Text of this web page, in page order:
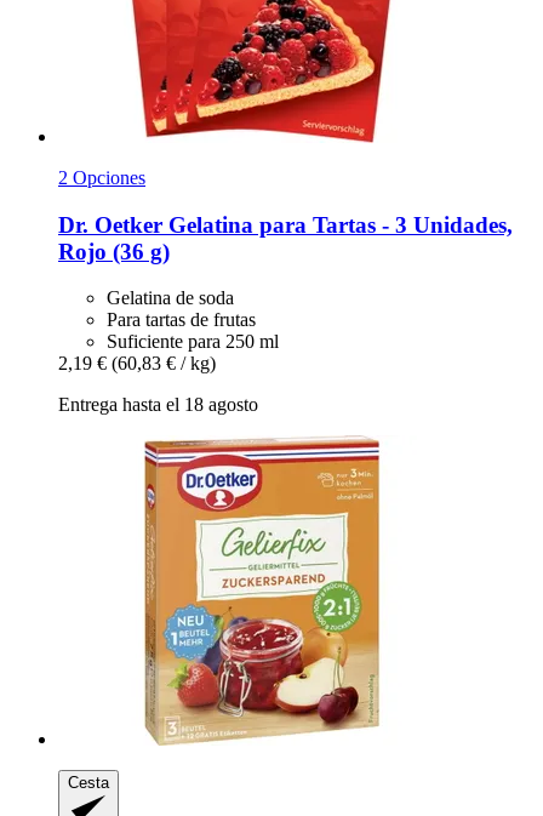
2 Opciones
Dr. Oetker Gelatina para Tartas -​ 3 Unidades,
Rojo (36 g)
Gelatina de soda
Para tartas de frutas
Suficiente para 250 ml
2,19 € (60,83 € / kg)
Entrega hasta el 18 agosto
Cesta